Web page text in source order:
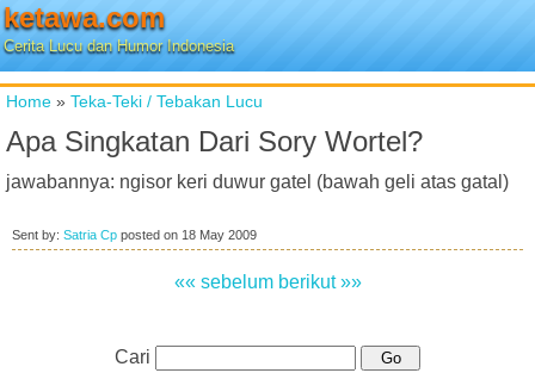
ketawa.com
Cerita Lucu dan Humor Indonesia
Home » Teka-Teki / Tebakan Lucu
Apa Singkatan Dari Sory Wortel?
jawabannya: ngisor keri duwur gatel (bawah geli atas gatal)
Sent by: Satria Cp posted on 18 May 2009
«« sebelum berikut »»
Cari